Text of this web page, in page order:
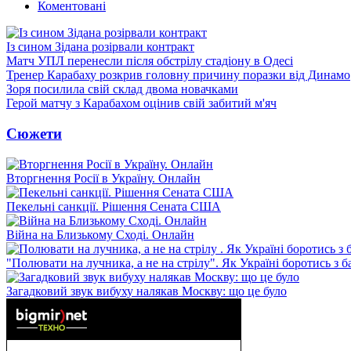
Коментовані
Із сином Зідана розірвали контракт
Матч УПЛ перенесли після обстрілу стадіону в Одесі
Тренер Карабаху розкрив головну причину поразки від Динамо
Зоря посилила свій склад двома новачками
Герой матчу з Карабахом оцінив свій забитий м'яч
Сюжети
Вторгнення Росії в Україну. Онлайн
Пекельні санкції. Рішення Сената США
Війна на Близькому Сході. Онлайн
"Полювати на лучника, а не на стрілу". Як Україні боротись з
Загадковий звук вибуху налякав Москву: що це було